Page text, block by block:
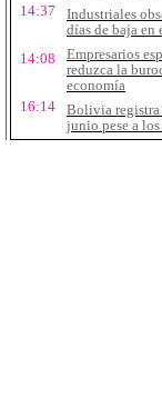
14:37
Industriales
días de baja en
14:08
Empresarios
reduzca la
economía
16:14
Bolivia registra
junio pese a